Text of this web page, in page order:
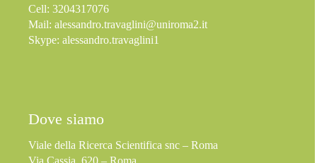
Cell: 3204317076
Mail: alessandro.travaglini@uniroma2.it
Skype: alessandro.travaglini1
Dove siamo
Viale della Ricerca Scientifica snc – Roma
Via Cassia, 620 – Roma